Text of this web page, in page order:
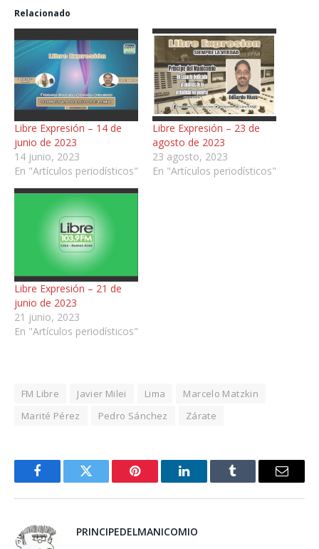
Relacionado
Libre Expresión – 14 de
junio de 2023
14 junio, 2023
En "Artículos periodísticos"
Libre Expresión – 23 de
agosto de 2023
23 agosto, 2023
En "Artículos periodísticos"
Libre Expresión – 21 de
junio de 2023
21 junio, 2023
En "Artículos periodísticos"
FM Libre Javier Milei Lima
Marcelo Matzkin
Marité Pérez
Pedro Sánchez Zárate
FacebookTwitter Pinterest LinkedInTumblr Email
PRINCIPEDELMANICOMIO